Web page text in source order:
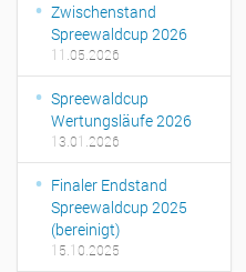
Zwischenstand
Spreewaldcup 2026
11.05.2026
Spreewaldcup
Wertungsläufe 2026
13.01.2026
Finaler Endstand
Spreewaldcup 2025
(bereinigt)
15.10.2025